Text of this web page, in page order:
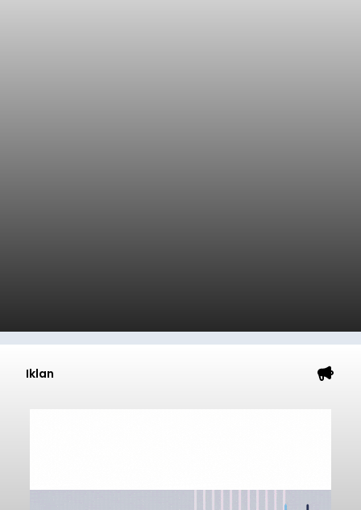
Iklan